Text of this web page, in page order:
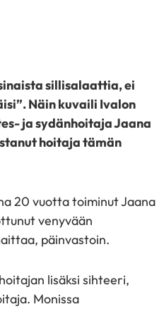
sillisalaattia, ei
Näin kuvaili Ivalon
ja sydänhoitaja Jaana
hoitaja tämän
20 vuotta toiminut Jaana
venyvään
päinvastoin.
lisäksi sihteeri,
Monissa